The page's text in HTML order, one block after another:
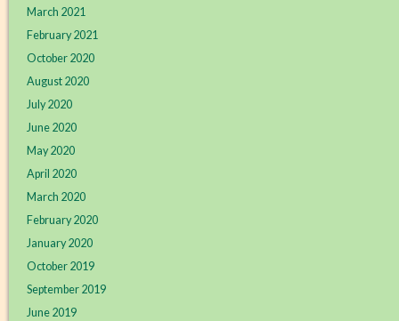
March 2021
February 2021
October 2020
August 2020
July 2020
June 2020
May 2020
April 2020
March 2020
February 2020
January 2020
October 2019
September 2019
June 2019